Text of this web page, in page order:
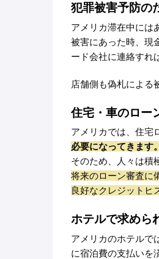
犯罪被害予防の
アメリカ滞在中には
被害にあった時、現
ード会社に連絡すれ
店舗側も偽札による
住宅・車のロー
アメリカでは、住宅
必要になってきます。
そのため、人々は積
将来のローン審査に
良好なクレジットヒ
ホテルで求めら
アメリカのホテルで
に宿泊費の支払いを